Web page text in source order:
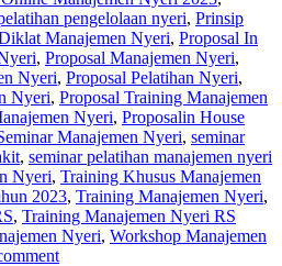
pengelolaan nyeri, Prinsip
Manajemen Nyeri, Proposal In
, Proposal Manajemen Nyeri,
Nyeri, Proposal Pelatihan Nyeri,
Nyeri, Proposal Training Manajemen
Nyeri, Proposalin House
Manajemen Nyeri, seminar
, seminar pelatihan manajemen nyeri
Nyeri, Training Khusus Manajemen
2023, Training Manajemen Nyeri,
, Training Manajemen Nyeri RS
Nyeri, Workshop Manajemen